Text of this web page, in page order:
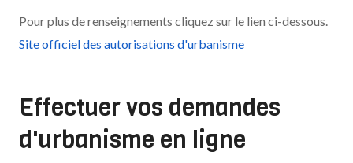
Pour plus de renseignements cliquez sur le lien ci-dessous.
Site officiel des autorisations d'urbanisme
Effectuer vos demandes
d'urbanisme en ligne